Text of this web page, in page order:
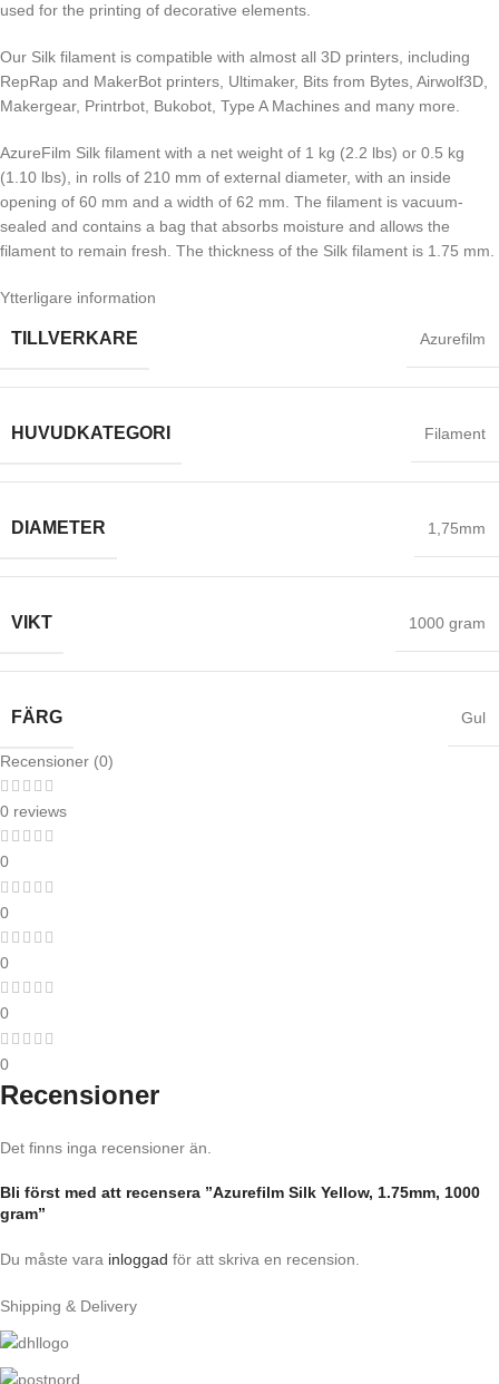
used for the printing of decorative elements.
Our Silk filament is compatible with almost all 3D printers, including
RepRap and MakerBot printers, Ultimaker, Bits from Bytes, Airwolf3D,
Makergear, Printrbot, Bukobot, Type A Machines and many more.
AzureFilm Silk filament with a net weight of 1 kg (2.2 lbs) or 0.5 kg
(1.10 lbs), in rolls of 210 mm of external diameter, with an inside
opening of 60 mm and a width of 62 mm. The filament is vacuum-
sealed and contains a bag that absorbs moisture and allows the
filament to remain fresh. The thickness of the Silk filament is 1.75 mm.
Ytterligare information
TILLVERKARE Azurefilm
HUVUDKATEGORI Filament
DIAMETER 1,75mm
VIKT 1000 gram
FÄRG Gul
Recensioner (0)
0 reviews
0
0
0
0
0
Recensioner
Det finns inga recensioner än.
Bli först med att recensera ”Azurefilm Silk Yellow, 1.75mm, 1000
gram”
Du måste vara inloggad för att skriva en recension.
Shipping & Delivery